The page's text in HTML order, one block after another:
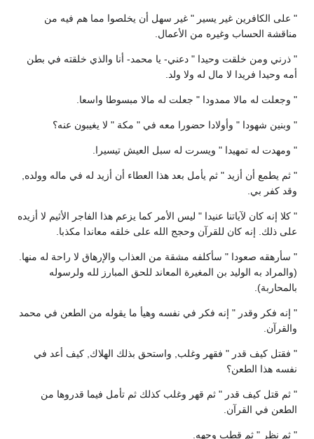
" على الكافرين غير يسير " غير سهل أن يخلصوا مما هم فيه من
مناقشة الحساب وغيره من الأعمال.
" ذرني ومن خلقت وحيدا " دعني- يا محمد- أنا والذي خلقته في بطن
أمه وحيدا فريدا لا مال له ولا ولد.
" وجعلت له مالا ممدودا " جعلت له مالا مبسوطا واسعا.
" وبنين شهودا " وأولادا حضورا معه في " مكة " لا يغيبون عنه؟
" ومهدت له تمهيدا " ويسرت له سبل العيش تيسيرا.
" ثم يطمع أن أزيد " ثم يأمل بعد هذا العطاء أن أزيد له في ماله وولده,
وقد كفر بي.
" كلا إنه كان لآياتنا عنيدا " ليس الأمر كما يزعم هذا الفاجر الأثيم لا أزيده
على ذلك. إنه كان للقرآن وحجج الله على خلقه معاندا مكذبا.
" سأرهقه صعودا " سأكلفه مشقة من العذاب والإرهاق لا راحة له منها.
(والمراد به الوليد بن المغيرة المعاند للحق المبارز لله ولرسوله
بالمحاربة).
" إنه فكر وقدر " إنه فكر في نفسه وهيأ ما يقوله من الطعن في محمد
والقرآن.
" فقتل كيف قدر " فقهر وغلب, واستحق بذلك الهلاك, كيف أعد في
نفسه هذا الطعن؟
" ثم قتل كيف قدر " ثم قهر وغلب كذلك ثم تأمل فيما قدروها من
الطعن في القرآن.
" ثم نظر " ثم قطب وجهه.